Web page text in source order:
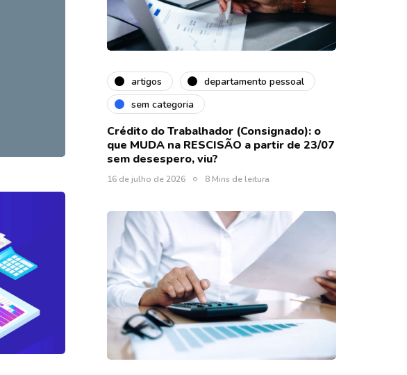
artigos
departamento pessoal
sem categoria
Crédito do Trabalhador (Consignado): o
que MUDA na RESCISÃO a partir de 23/07
sem desespero, viu?
16 de julho de 2026 8 Mins de leitura